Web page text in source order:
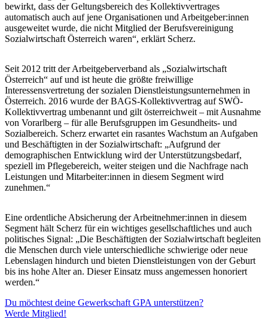
bewirkt, dass der Geltungsbereich des Kollektivvertrages
automatisch auch auf jene Organisationen und Arbeitgeber:innen
ausgeweitet wurde, die nicht Mitglied der Berufsvereinigung
Sozialwirtschaft Österreich waren“, erklärt Scherz.
Seit 2012 tritt der Arbeitgeberverband als „Sozialwirtschaft
Österreich“ auf und ist heute die größte freiwillige
Interessensvertretung der sozialen Dienstleistungsunternehmen in
Österreich. 2016 wurde der BAGS-Kollektivvertrag auf SWÖ-
Kollektivvertrag umbenannt und gilt österreichweit – mit Ausnahme
von Vorarlberg – für alle Berufsgruppen im Gesundheits- und
Sozialbereich. Scherz erwartet ein rasantes Wachstum an Aufgaben
und Beschäftigten in der Sozialwirtschaft: „Aufgrund der
demographischen Entwicklung wird der Unterstützungsbedarf,
speziell im Pflegebereich, weiter steigen und die Nachfrage nach
Leistungen und Mitarbeiter:innen in diesem Segment wird
zunehmen.“
Eine ordentliche Absicherung der Arbeitnehmer:innen in diesem
Segment hält Scherz für ein wichtiges gesellschaftliches und auch
politisches Signal: „Die Beschäftigten der Sozialwirtschaft begleiten
die Menschen durch viele unterschiedliche schwierige oder neue
Lebenslagen hindurch und bieten Dienstleistungen von der Geburt
bis ins hohe Alter an. Dieser Einsatz muss angemessen honoriert
werden.“
Du möchtest deine Gewerkschaft GPA unterstützen?
Werde Mitglied!